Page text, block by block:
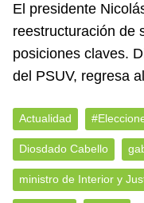
El presidente
reestructuración de
posiciones claves.
del PSUV, regresa
Actualidad
Diosdado Cabello
ministro de Interior y